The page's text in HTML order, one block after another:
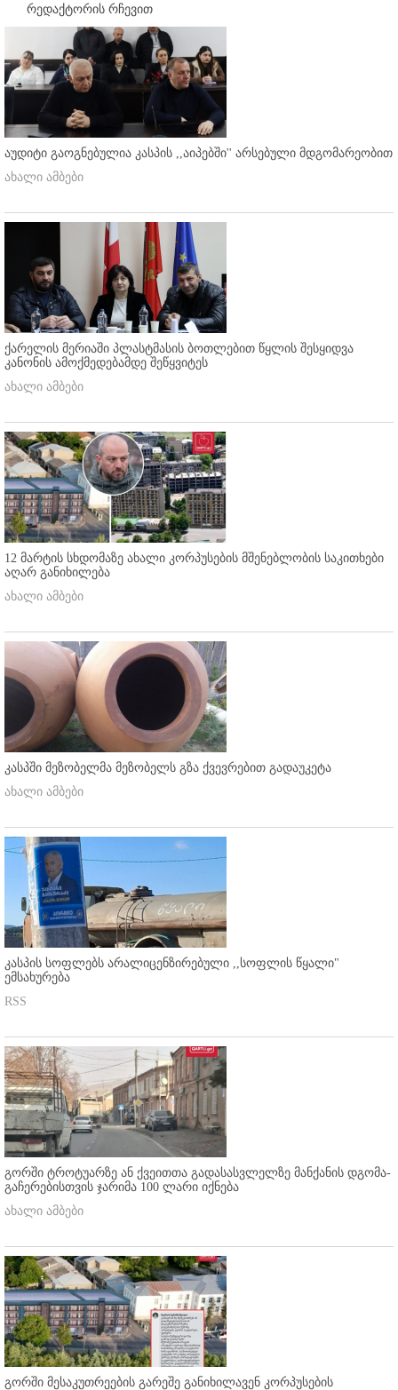
რედაქტორის რჩევით
აუდიტი გაოგნებულია კასპის ,,აიპებში'' არსებული მდგომარეობით
ახალი ამბები
ქარელის მერიაში პლასტმასის ბოთლებით წყლის შესყიდვა
კანონის ამოქმედებამდე შეწყვიტეს
ახალი ამბები
12 მარტის სხდომაზე ახალი კორპუსების მშენებლობის საკითხები
აღარ განიხილება
ახალი ამბები
კასპში მეზობელმა მეზობელს გზა ქვევრებით გადაუკეტა
ახალი ამბები
კასპის სოფლებს არალიცენზირებული ,,სოფლის წყალი"
ემსახურება
RSS
გორში ტროტუარზე ან ქვეითთა გადასასვლელზე მანქანის დგომა-
გაჩერებისთვის ჯარიმა 100 ლარი იქნება
ახალი ამბები
გორში მესაკუთრეების გარეშე განიხილავენ კორპუსების